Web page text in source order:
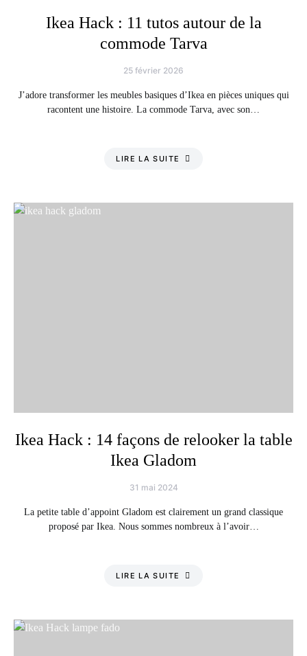
Ikea Hack : 11 tutos autour de la
commode Tarva
25 février 2026
J’adore transformer les meubles basiques d’Ikea en pièces uniques qui
racontent une histoire. La commode Tarva, avec son…
LIRE LA SUITE
Ikea Hack : 14 façons de relooker la table
Ikea Gladom
31 mai 2024
La petite table d’appoint Gladom est clairement un grand classique
proposé par Ikea. Nous sommes nombreux à l’avoir…
LIRE LA SUITE